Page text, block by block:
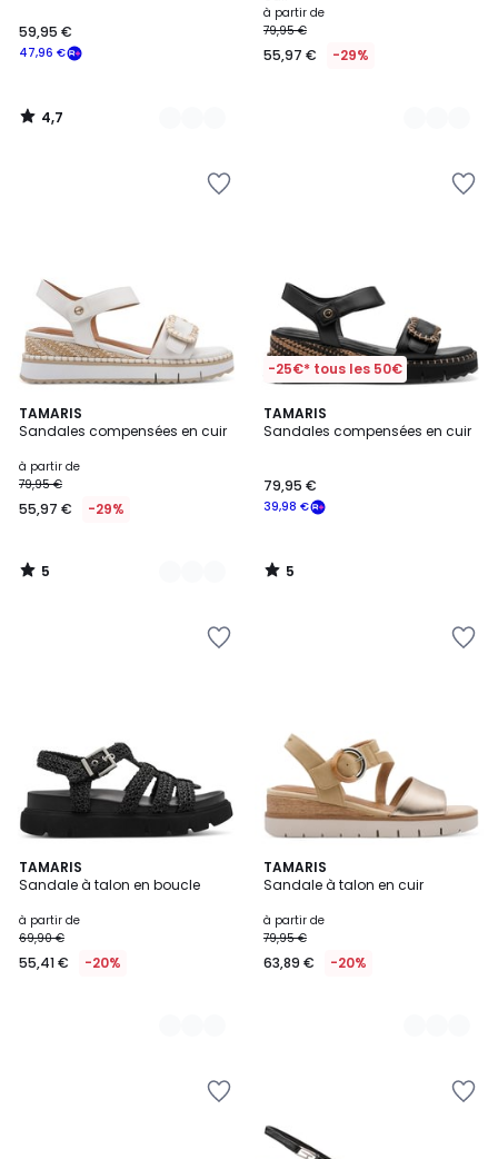
47,96 €
59,95 €
4,7
/
à partir de
79,95 €
55,97 € -29%
TAMARIS
Sandales compensées en cuir
à partir de
79,95 €
55,97 € -29%
5
/
2
Couleurs
5
/
-25€* tous les 50€
TAMARIS
Sandales compensées en cuir
39,98 €
79,95 €
5
/
5
/
TAMARIS
Sandale à talon en boucle
à partir de
69,90 €
55,41 € -20%
2
Couleurs
TAMARIS
Sandale à talon en cuir
à partir de
79,95 €
63,89 € -20%
3
Couleurs